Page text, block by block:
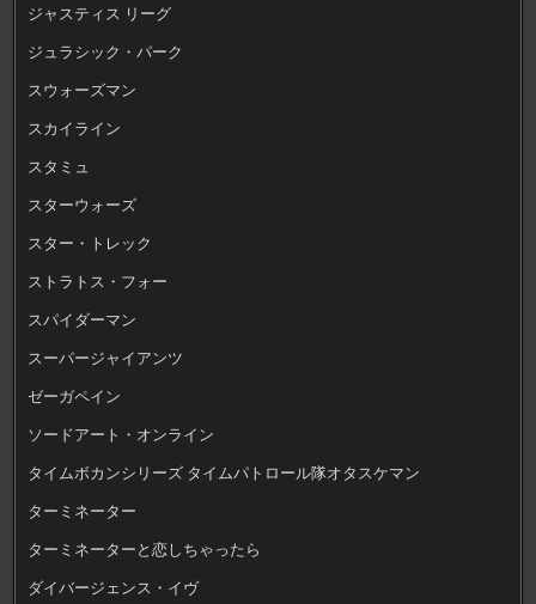
ジャスティス リーグ
ジュラシック・パーク
スウォーズマン
スカイライン
スタミュ
スターウォーズ
スター・トレック
ストラトス・フォー
スパイダーマン
スーパージャイアンツ
ゼーガペイン
ソードアート・オンライン
タイムボカンシリーズ タイムパトロール隊オタスケマン
ターミネーター
ターミネーターと恋しちゃったら
ダイバージェンス・イヴ